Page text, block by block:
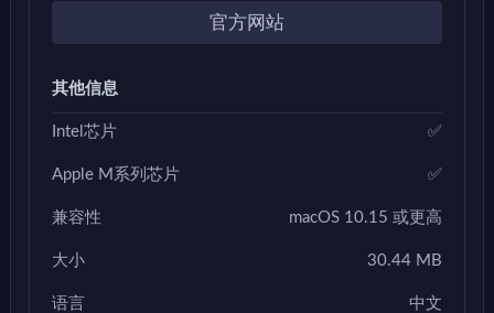
官方网站
其他信息
Intel芯片 ✅
Apple M系列芯片 ✅
兼容性 macOS 10.15 或更高
大小 30.44 MB
语言 中文